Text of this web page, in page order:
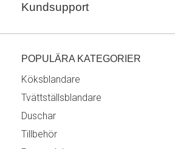
Kundsupport
POPULÄRA KATEGORIER
Köksblandare
Tvättställsblandare
Duschar
Tillbehör